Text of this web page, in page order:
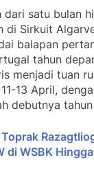
dari satu bulan
di Sirkuit
balapan
tahun
menjadi tuan
13 April,
debutnya
Toprak
di WSBK